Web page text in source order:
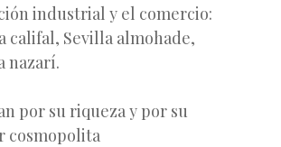
industrial y el comercio:
califal, Sevilla almohade,
nazarí.
por su riqueza y por su
cosmopolita